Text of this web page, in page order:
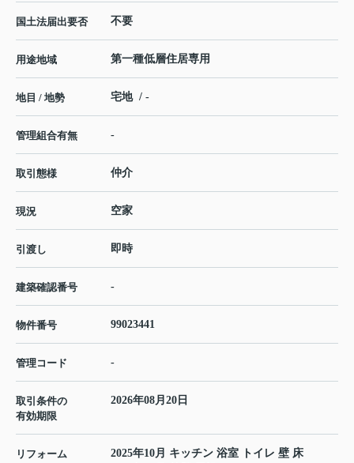
国土法届出要否 不要
用途地域 第一種低層住居専用
地目 / 地勢 宅地 / -
管理組合有無 -
取引態様 仲介
現況 空家
引渡し 即時
建築確認番号 -
物件番号 99023441
管理コード -
取引条件の
有効期限
2026年08月20日
リフォーム
2025年10月 キッチン 浴室 トイレ 壁 床